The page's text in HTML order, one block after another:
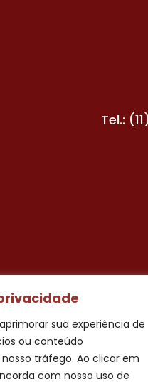
sua experiência de
ou conteúdo
tráfego. Ao clicar em
com nosso uso de
Tel.: